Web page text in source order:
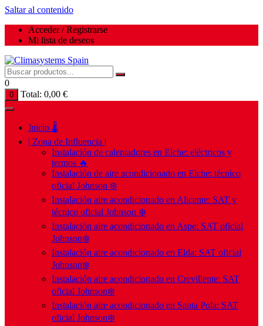
Saltar al contenido
Acceder / Registrarse
Mi lista de deseos
0
0 Total: 0,00 €
Inicio 🌡️
| Zona de Influencia |
Instalación de calentadores en Elche: eléctricos y
termos 🔥
Instalación de aire acondicionado en Elche: técnico
oficial Johnson ❄️
Instalación aire acondicionado en Alicante: SAT y
técnico oficial Johnson ❄️
Instalación aire acondicionado en Aspe: SAT oficial
Johnson❄️
Instalación aire acondicionado en Elda: SAT oficial
Johnson❄️
Instalación aire acondicionado en Crevillente: SAT
oficial Johnson❄️
Instalación aire acondicionado en Santa Pola: SAT
oficial Johnson❄️